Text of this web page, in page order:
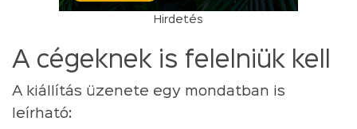
Hirdetés
A cégeknek is felelniük kell
A kiállítás üzenete egy mondatban is
leírható: